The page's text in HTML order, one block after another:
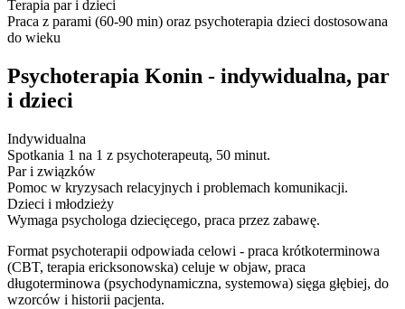
Terapia par i dzieci
Praca z parami (60-90 min) oraz psychoterapia dzieci dostosowana
do wieku
Psychoterapia Konin - indywidualna, par
i dzieci
Indywidualna
Spotkania 1 na 1 z psychoterapeutą, 50 minut.
Par i związków
Pomoc w kryzysach relacyjnych i problemach komunikacji.
Dzieci i młodzieży
Wymaga psychologa dziecięcego, praca przez zabawę.
Format psychoterapii odpowiada celowi - praca krótkoterminowa
(CBT, terapia ericksonowska) celuje w objaw, praca
długoterminowa (psychodynamiczna, systemowa) sięga głębiej, do
wzorców i historii pacjenta.